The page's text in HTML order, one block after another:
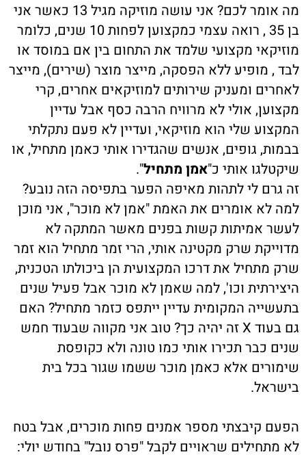
מה אומר לכם? אני עושה מוזיקה מגיל 13 כאשר אני
בן 35 , רואה עצמי כמקצוען לפחות 10 שנים, כלומר
מוזיקאי מקצועי שלמד את התחום בין אם במוסד או
לבד , מופיע ללא הפסקה, מייצר מוצר (שירים), מייצר
לאחרים ומעניק שירותים למוזיקאים אחרים, קרי
מקצוען, אולי לא מרוויח הרבה כסף אבל עדיין
המקצוע שלי הוא מוזיקאי, ועדיין לא פעם נתקלתי
בבמות, גופים, אנשים שהגדירו אותי כאמן מתחיל, או
שיקטלגו אותי כ"אמן מתחיל".
זה גרם לי לתהות מאיפה הפער בתפיסה הזה נובע?
למה לא אומרים את האמת "אמן לא מוכר", אני מוכן
לעשר אמיתות קשות בפנים מאשר המתקה לא
מדוייקת שרק מקטינה אותי, הרי זמר מתחיל הוא זמר
שרק מתחיל את דרכו המקצועית הן ביכולתו הטכנית,
היצירתית וכו', למה שאמן לא מוכר אבל פעיל שנים
בתעשייה המקומית עדיין ייתפס כזמר מתחיל? האם
גם בעוד X זה יהיה כך? טוב אני מקווה שבעוד חמש
שנים כבר תכירו אותי כמו טונה ולא כקופסת
שימורים אלא כאמן מוכר ששמו שגור בכל בית
בישראל.
הפעם קיבצתי מספר אמנים פחות מוכרים, אבל בטח
לא מתחילים שראויים לקבל "פרס נובל" בחודש יולי: